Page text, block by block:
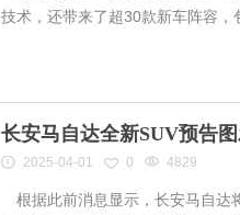
技术，还带来了超30款新车阵容
长安马自达全新SUV预告
2025-04-01 0 4829
根据此前消息显示，长安马自达